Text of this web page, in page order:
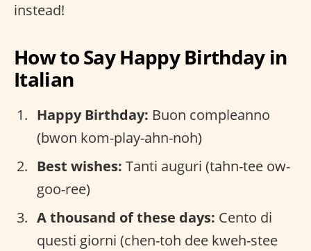
instead!
How to Say Happy Birthday in
Italian
Happy Birthday: Buon compleanno
(bwon kom-play-ahn-noh)
Best wishes: Tanti auguri (tahn-tee ow-
goo-ree)
A thousand of these days: Cento di
questi giorni (chen-toh dee kweh-stee